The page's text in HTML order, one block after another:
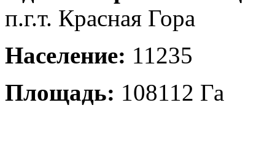
п.г.т. Красная Гора
Население: 11235
Площадь: 108112 Га